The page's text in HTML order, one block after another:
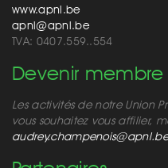
www.apnl.be
apnl@apnl.be
TVA: 0407.559..554
Devenir
Les activités de notre Union
vous souhaitez vous affilier,